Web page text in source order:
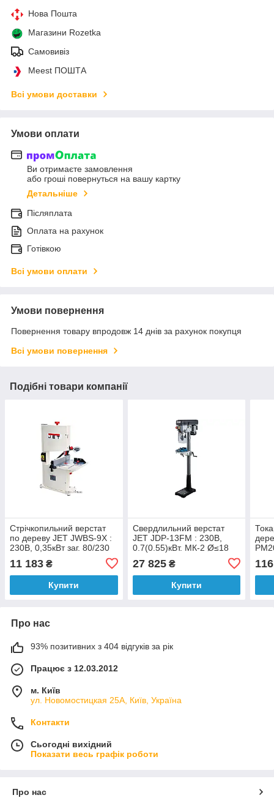
Нова Пошта
Магазини Rozetka
Самовивіз
Meest ПОШТА
Всі умови доставки
Умови оплати
Ви отримаєте замовлення
або гроші повернуться на вашу картку
Детальніше
Післяплата
Оплата на рахунок
Готівкою
Всі умови оплати
Умови повернення
Повернення товару впродовж 14 днів за рахунок покупця
Всі умови повернення
Подібні товари компанії
Стрічкопильний верстат
по дереву JET JWBS-9X :
230В, 0,35кВт заг. 80/230
мм 0-45° полотно 1575х3-
10мм
11 183 ₴
Купити
Свердлильний верстат
JET JDP-13FM : 230В,
0.7(0.55)кВт. МК-2 Ø≤18
мм. 12 шв. 250 - 2500об.
27 825₴
Купити
Про нас
93% позитивних з 404 відгуків за рік
Працює з 12.03.2012
м. Київ
ул. Новомостицкая 25А, Київ, Україна
Контакти
Сьогодні вихідний
Показати весь графік роботи
Про нас